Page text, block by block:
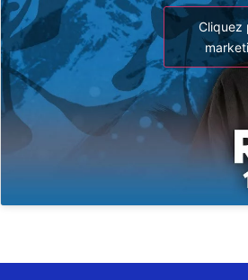
Cliquez